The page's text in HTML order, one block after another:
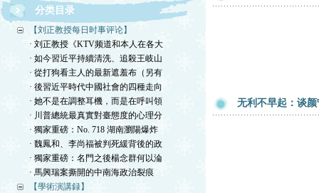
分类目录
【刘正教授每日时事评论】
· 刘正教授《KTV频道和本人在各大
· 如今習近平持續清洗、追殺王岐山
· 從打狗看主人的最新遮羞布（另有
· 後習近平時代中國社會的四種走向
· 她不是在調整耳機，而是在呼叫領
· 川普總統最真實對臺態度的心理分
· 獨家重磅：No. 718 湖南瀏陽爆炸
· 魏鳳和、李尚福被判死緩背後的政
· 獨家重磅：名門之後楊念群何以淪
· 馬興瑞案撕開的中南海政治裂痕
【學術演講録】
无利不早起：谈